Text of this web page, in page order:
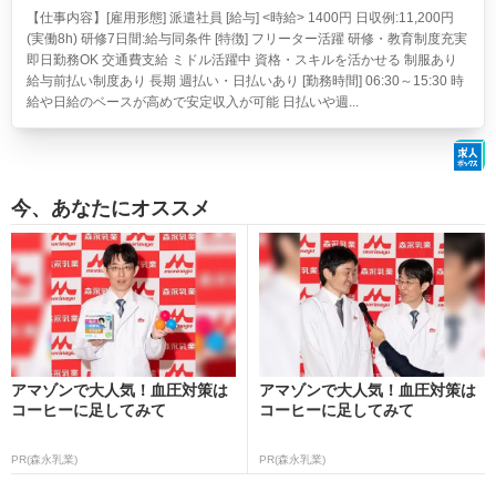
【仕事内容】[雇用形態] 派遣社員 [給与] <時給> 1400円 日収例:11,200円
(実働8h) 研修7日間:給与同条件 [特徴] フリーター活躍 研修・教育制度充実
即日勤務OK 交通費支給 ミドル活躍中 資格・スキルを活かせる 制服あり
給与前払い制度あり 長期 週払い・日払いあり [勤務時間] 06:30～15:30 時
給や日給のベースが高めで安定収入が可能 日払いや週...
今、あなたにオススメ
アマゾンで大人気！血圧対策は
コーヒーに足してみて
PR(森永乳業)
アマゾンで大人気！血圧対策は
コーヒーに足してみて
PR(森永乳業)